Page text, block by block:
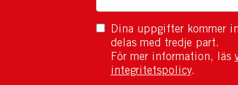
Dina uppgifter kommer
delas med tredje part.
För mer information, läs
integritetspolicy.